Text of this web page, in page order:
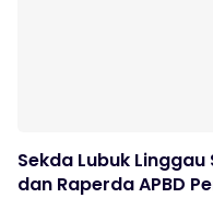
Sekda Lubuk
dan Raperda APBD